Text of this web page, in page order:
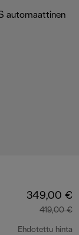
349,00 €
419,00 €
Ehdotettu hinta